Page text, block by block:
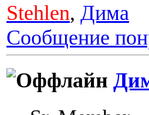
Stehlen, Дима
Сообщение